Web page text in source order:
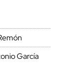
García